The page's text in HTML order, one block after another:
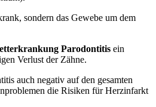
sondern das Gewebe um dem
Parodontitis ein
Verlust der Zähne.
auch negativ auf den gesamten
die Risiken für Herzinfarkt